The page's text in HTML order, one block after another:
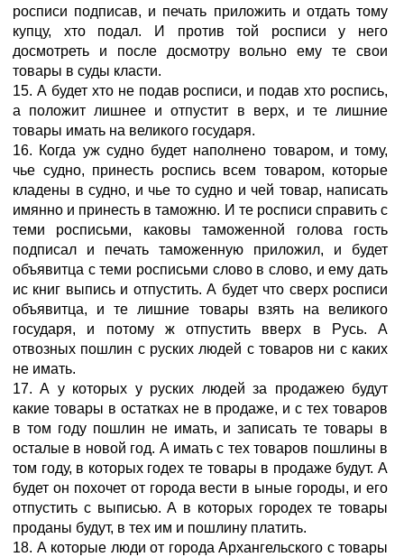
росписи подписав, и печать приложить и отдать тому
купцу, хто подал. И против той росписи у него
досмотреть и после досмотру вольно ему те свои
товары в суды класти.
15. А будет хто не подав росписи, и подав хто роспись,
а положит лишнее и отпустит в верх, и те лишние
товары имать на великого государя.
16. Когда уж судно будет наполнено товаром, и тому,
чье судно, принесть роспись всем товаром, которые
кладены в судно, и чье то судно и чей товар, написать
имянно и принесть в таможню. И те росписи справить с
теми росписьми, каковы таможенной голова гость
подписал и печать таможенную приложил, и будет
объявитца с теми росписьми слово в слово, и ему дать
ис книг выпись и отпустить. А будет что сверх росписи
объявитца, и те лишние товары взять на великого
государя, и потому ж отпустить вверх в Русь. А
отвозных пошлин с руских людей с товаров ни с каких
не имать.
17. А у которых у руских людей за продажею будут
какие товары в остатках не в продаже, и с тех товаров
в том году пошлин не имать, и записать те товары в
осталые в новой год. А имать с тех товаров пошлины в
том году, в которых годех те товары в продаже будут. А
будет он похочет от города вести в ыные городы, и его
отпустить с выписью. А в которых городех те товары
проданы будут, в тех им и пошлину платить.
18. А которые люди от города Архангельского с товары